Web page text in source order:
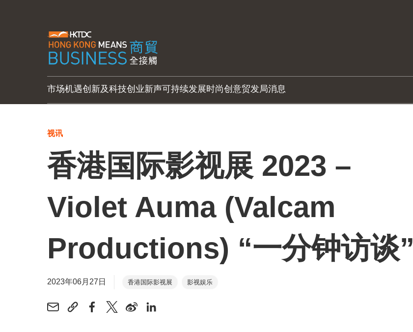
市场机遇创新及科技创业新声可持续发展时尚创意贸发局消息
视讯
香港国际影视展 2023 –
Violet Auma (Valcam
Productions) “一分钟访谈”
2023年06月27日 香港国际影视展 影视娱乐